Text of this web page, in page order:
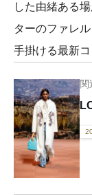
した由緒ある
ターのファレ
手掛ける最新コ
関